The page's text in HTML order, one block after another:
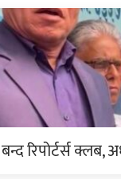
रिपोर्टर्स क्लब,